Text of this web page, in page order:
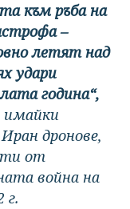
към ръба на
–
летят над
удари
година“,
имайки
дронове,
от
война на
г.